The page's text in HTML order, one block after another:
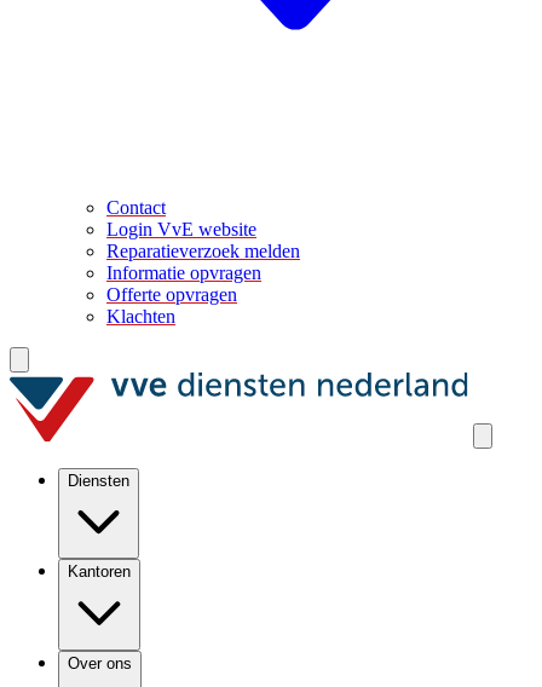
Contact
Login VvE website
Reparatieverzoek melden
Informatie opvragen
Offerte opvragen
Klachten
Diensten
Kantoren
Over ons